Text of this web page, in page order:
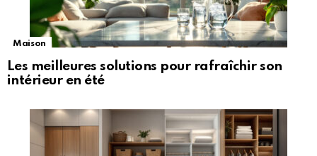
Maison
Les meilleures solutions pour rafraîchir son
intérieur en été